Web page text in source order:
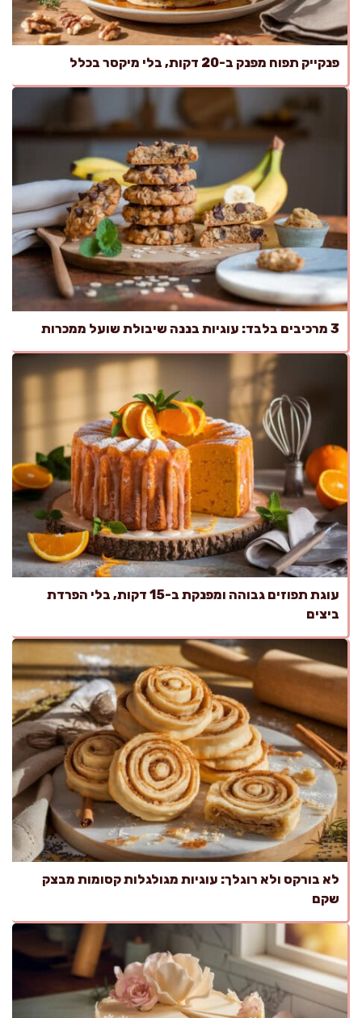
פנקייק תפוח מפנק ב-20 דקות, בלי מיקסר בכלל
3 מרכיבים בלבד: עוגיות בננה שיבולת שועל ממכרות
עוגת תפוזים גבוהה ומפנקת ב-15 דקות, בלי הפרדת
ביצים
לא בורקס ולא רוגלך: עוגיות מגולגלות קסומות מבצק
שקם